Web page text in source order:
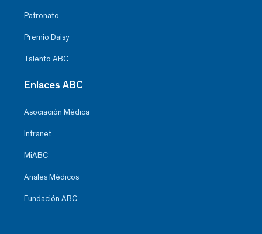
Patronato
Premio Daisy
Talento ABC
Enlaces ABC
Asociación Médica
Intranet
MiABC
Anales Médicos
Fundación ABC